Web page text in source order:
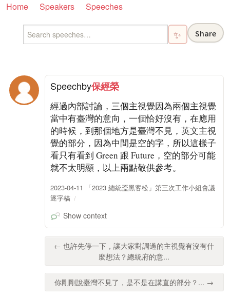
Home Speakers Speeches
✨ Share
Speechby保經榮
經過內部討論，三個主視覺因為兩個主視覺
當中有臺灣的意向，一個恰好沒有，在應用
的時候，到那個地方是臺灣不見，英文主視
覺的部分，因為中間是空的字，所以這樣子
看只有看到 Green 跟 Future，空的部分可能
就不太明顯，以上兩點敬供參考。
2023-04-11 「2023 總統盃黑客松」第三次工作小組會議
逐字稿
Show context
← 也許先停一下，讓大家對調過的主視覺有沒有什
麼想法？總統府的意...
你剛剛說臺灣不見了，是不是在講直的部分？... →